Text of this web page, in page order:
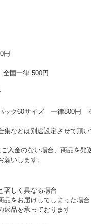
円
国一律 500円
ック60サイズ 一律800円
などは別途設定させて頂い
入金のない場合、商品を発
いします。
著しく異なる場合
品をお届けしてしまった場合
返品を承っております